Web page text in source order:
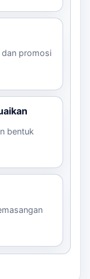
dan promosi
bentuk